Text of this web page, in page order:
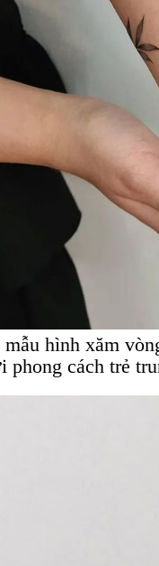
hình xăm
phong cách trẻ